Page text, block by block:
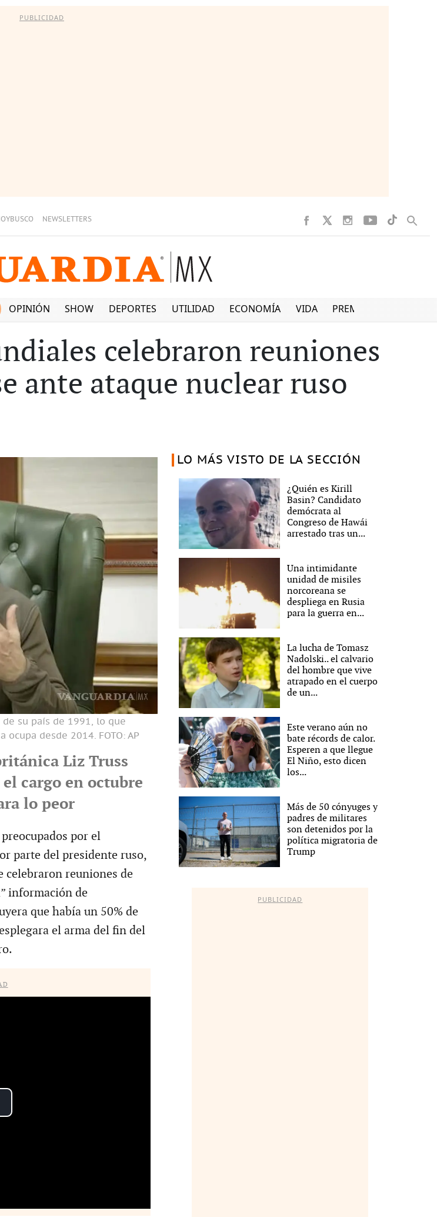
PUBLICIDAD
NEWSLETTERS
OPINIÓN SHOW DEPORTES UTILIDAD ECONOMÍA VIDA PREMIUM
celebraron reuniones
ante ataque nuclear ruso
su país de 1991, lo que
ocupa desde 2014. FOTO: AP
Liz Truss
cargo en octubre
lo peor
por el
parte del presidente ruso,
celebraron reuniones de
información de
que había un 50% de
el arma del fin del
LO MÁS VISTO DE LA SECCIÓN
¿Quién es Kirill
Basin? Candidato
demócrata al
Congreso de Hawái
arrestado tras un...
Una intimidante
unidad de misiles
norcoreana se
despliega en Rusia
para la guerra en...
La lucha de Tomasz
Nadolski.. el calvario
del hombre que vive
atrapado en el cuerpo
de un...
Este verano aún no
bate récords de calor.
Esperen a que llegue
El Niño, esto dicen
los...
Más de 50 cónyuges y
padres de militares
son detenidos por la
política migratoria de
Trump
PUBLICIDAD